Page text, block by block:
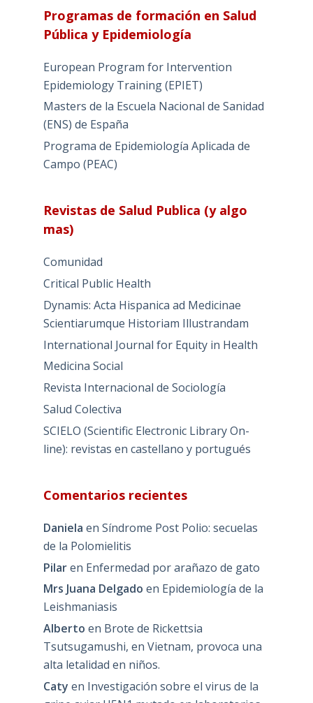
Programas de formación en Salud
Pública y Epidemiología
European Program for Intervention
Epidemiology Training (EPIET)
Masters de la Escuela Nacional de Sanidad
(ENS) de España
Programa de Epidemiología Aplicada de
Campo (PEAC)
Revistas de Salud Publica (y algo
mas)
Comunidad
Critical Public Health
Dynamis: Acta Hispanica ad Medicinae
Scientiarumque Historiam Illustrandam
International Journal for Equity in Health
Medicina Social
Revista Internacional de Sociología
Salud Colectiva
SCIELO (Scientific Electronic Library On-
line): revistas en castellano y portugués
Comentarios recientes
Daniela en Síndrome Post Polio: secuelas
de la Polomielitis
Pilaren Enfermedad por arañazo de gato
Mrs Juana Delgado en Epidemiología de la
Leishmaniasis
Alberto en Brote de Rickettsia
Tsutsugamushi, en Vietnam, provoca una
alta letalidad en niños.
Caty en Investigación sobre el virus de la